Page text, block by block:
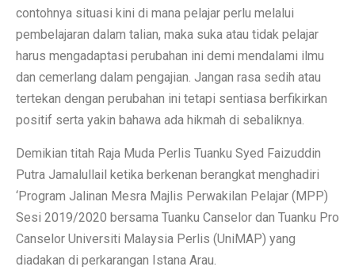
contohnya situasi kini di mana pelajar perlu melalui
pembelajaran dalam talian, maka suka atau tidak pelajar
harus mengadaptasi perubahan ini demi mendalami ilmu
dan cemerlang dalam pengajian. Jangan rasa sedih atau
tertekan dengan perubahan ini tetapi sentiasa berfikirkan
positif serta yakin bahawa ada hikmah di sebaliknya.
Demikian titah Raja Muda Perlis Tuanku Syed Faizuddin
Putra Jamalullail ketika berkenan berangkat menghadiri
‘Program Jalinan Mesra Majlis Perwakilan Pelajar (MPP)
Sesi 2019/2020 bersama Tuanku Canselor dan Tuanku Pro
Canselor Universiti Malaysia Perlis (UniMAP) yang
diadakan di perkarangan Istana Arau.